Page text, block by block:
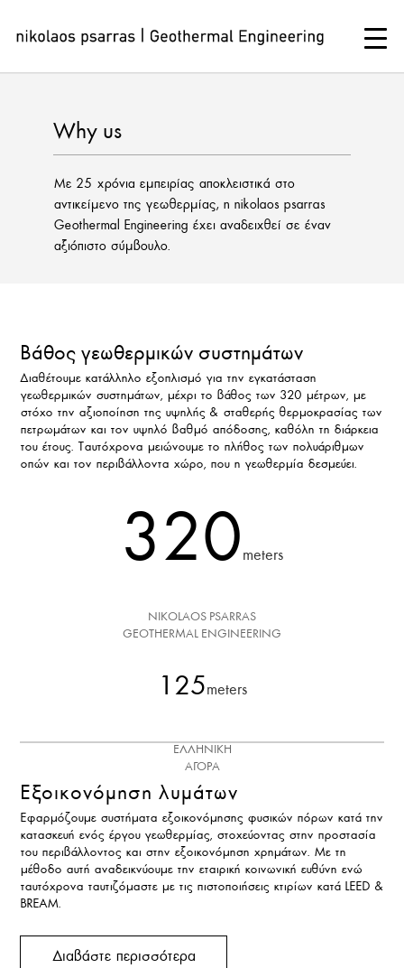
content
Why us
Με 25 χρόνια εμπειρίας αποκλειστικά στο
αντικείμενο της γεωθερμίας, η nikolaos psarras
Geothermal Engineering έχει αναδειχθεί σε έναν
αξιόπιστο σύμβουλο.
Βάθος γεωθερμικών συστημάτων
Διαθέτουμε κατάλληλο εξοπλισμό για την εγκατάσταση
γεωθερμικών συστημάτων, μέχρι το βάθος των 320 μέτρων, με
στόχο την αξιοποίηση της υψηλής & σταθερής θερμοκρασίας των
πετρωμάτων και τον υψηλό βαθμό απόδοσης, καθόλη τη διάρκεια
του έτους. Ταυτόχρονα μειώνουμε το πλήθος των πολυάριθμων
οπών και τον περιβάλλοντα χώρο, που η γεωθερμία δεσμεύει.
320meters
NIKOLAOS PSARRAS
GEOTHERMAL ENGINEERING
125meters
ΕΛΛΗΝΙΚΗ
ΑΓΟΡΑ
Εξοικονόμηση λυμάτων
Εφαρμόζουμε συστήματα εξοικονόμησης φυσικών πόρων κατά την
κατασκευή ενός έργου γεωθερμίας, στοχεύοντας στην προστασία
του περιβάλλοντος και στην εξοικονόμηση χρημάτων. Με τη
μέθοδο αυτή αναδεικνύουμε την εταιρική κοινωνική ευθύνη ενώ
ταυτόχρονα ταυτιζόμαστε με τις πιστοποιήσεις κτιρίων κατά LEED &
BREAM.
Διαβάστε περισσότερα